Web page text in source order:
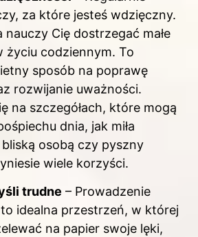
za które jesteś wdzięczny.
nauczy Cię dostrzegać małe
życiu codziennym. To
sposób na poprawę
rozwijanie uważności.
na szczegółach, które mogą
dnia, jak miła
osobą czy pyszny
wiele korzyści.
trudne – Prowadzenie
idealna przestrzeń, w której
na papier swoje lęki,